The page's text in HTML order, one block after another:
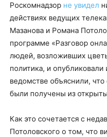
Роскомнадзор не увидел
действиях ведущих
Мазанова и Романа
программе «Разговор
людей, возложивших
политика, и
ведомстве объяснили,
были получены из
Как это сочетается с
Потоловского о том, что